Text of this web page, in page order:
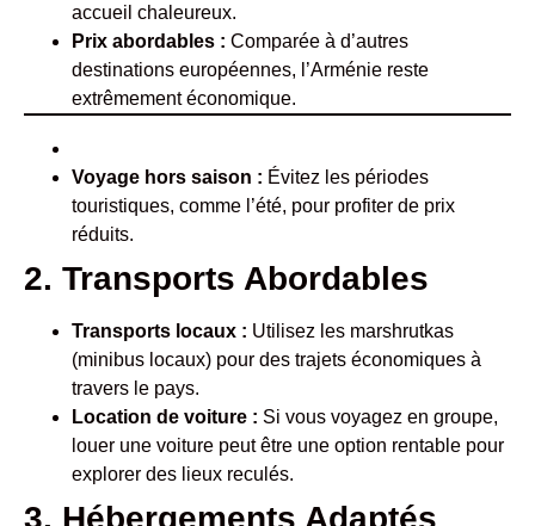
accueil chaleureux.
Prix abordables : Comparée à d’autres
destinations européennes, l’Arménie reste
extrêmement économique.
Voyage hors saison : Évitez les périodes
touristiques, comme l’été, pour profiter de prix
réduits.
2. Transports Abordables
Transports locaux : Utilisez les marshrutkas
(minibus locaux) pour des trajets économiques à
travers le pays.
Location de voiture : Si vous voyagez en groupe,
louer une voiture peut être une option rentable pour
explorer des lieux reculés.
3. Hébergements Adaptés